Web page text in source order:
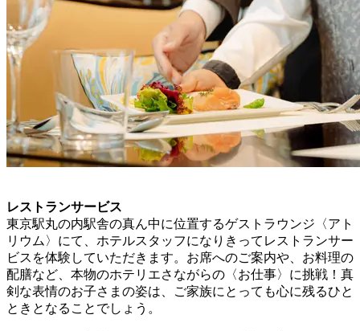
レストランサービス
東京駅丸の内駅舎の真ん中に位置するゲストラウンジ〈アト
リウム〉にて、ホテルスタッフになりきってレストランサー
ビスを体験していただきます。お席へのご案内や、お料理の
配膳など、本物のホテリエさながらの〈お仕事〉に挑戦！真
剣な表情のお子さまの姿は、ご家族にとっても心に残るひと
ときとなることでしょう。